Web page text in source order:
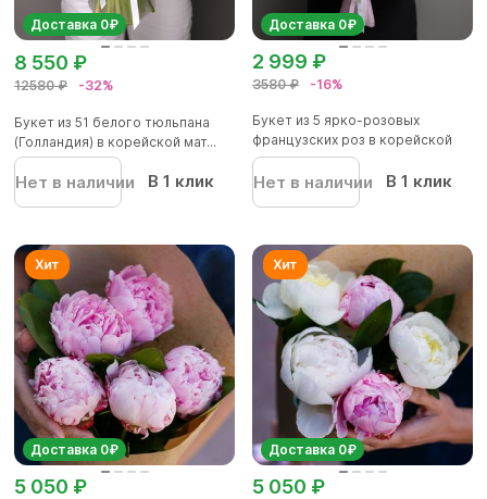
Доставка 0₽
12580 ₽ -32%
8 550 ₽
Букет из 51 белого тюльпана
(Голландия) в корейской мат...
Нет в наличии В 1 клик
Доставка 0₽
3580 ₽ -16%
2 999 ₽
Букет из 5 ярко-розовых
французских роз в корейской
упа...
Нет в наличии В 1 клик
Доставка 0₽
5 050 ₽
Доставка 0₽
5 050 ₽